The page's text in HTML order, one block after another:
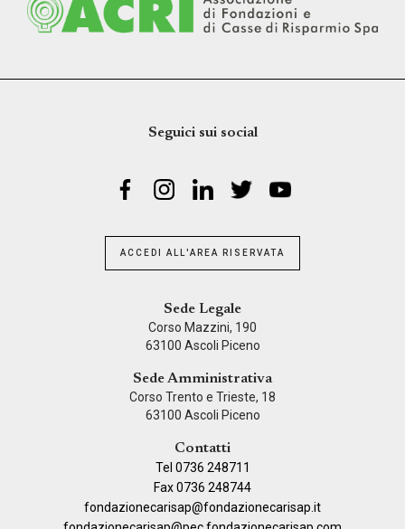
Seguici sui social
ACCEDI ALL'AREA RISERVATA
Sede Legale
Corso Mazzini, 190
63100 Ascoli Piceno
Sede Amministrativa
Corso Trento e Trieste, 18
63100 Ascoli Piceno
Contatti
Tel 0736 248711
Fax 0736 248744
fondazionecarisap@fondazionecarisap.it